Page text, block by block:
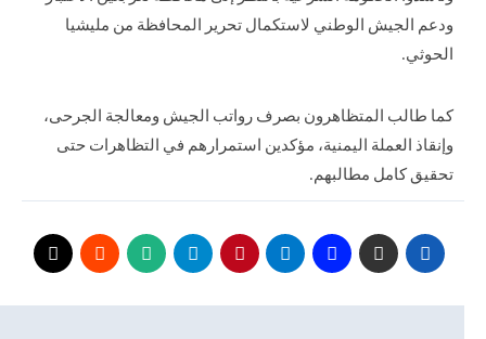
ودعم الجيش الوطني لاستكمال تحرير المحافظة من مليشيا
الحوثي.
كما طالب المتظاهرون بصرف رواتب الجيش ومعالجة الجرحى،
وإنقاذ العملة اليمنية، مؤكدين استمرارهم في التظاهرات حتى
تحقيق كامل مطالبهم.